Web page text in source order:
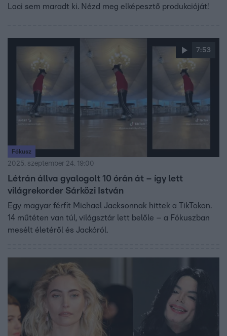
Laci sem maradt ki. Nézd meg elképesztő produkcióját!
7:53
Fókusz
2025. szeptember 24. 19:00
Létrán állva gyalogolt 10 órán át – így lett
világrekorder Sárközi István
Egy magyar férfit Michael Jacksonnak hittek a TikTokon.
14 műtéten van túl, világsztár lett belőle – a Fókuszban
mesélt életéről és Jackóról.